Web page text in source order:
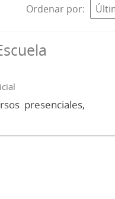
Ordenar por
presenciales,